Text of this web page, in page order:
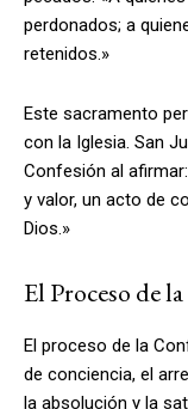
perdonados; a
retenidos.»
Este sacramento
con la Iglesia. San
Confesión al
y valor, un acto de
Dios.»
El Proceso de
El proceso de la
de conciencia, el
la absolución y la